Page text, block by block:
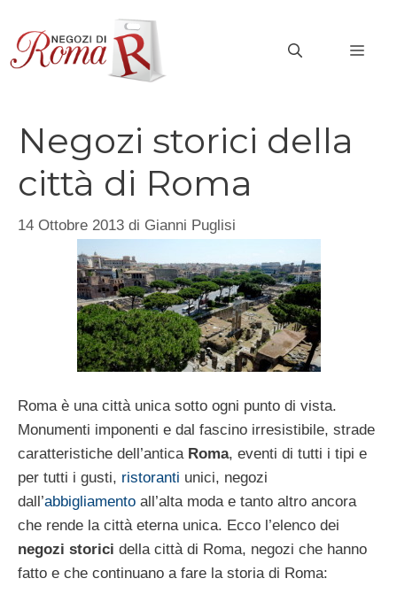
contenuto
Negozi storici della
città di Roma
14 Ottobre 2013 di Gianni Puglisi
Roma è una città unica sotto ogni punto di vista.
Monumenti imponenti e dal fascino irresistibile, strade
caratteristiche dell’antica Roma, eventi di tutti i tipi e
per tutti i gusti, ristoranti unici, negozi
dall’abbigliamento all’alta moda e tanto altro ancora
che rende la città eterna unica. Ecco l’elenco dei
negozi storici della città di Roma, negozi che hanno
fatto e che continuano a fare la storia di Roma: